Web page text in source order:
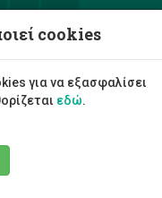
cookies
για να εξασφαλίσει
εδώ.